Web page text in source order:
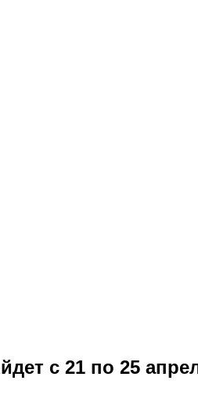
с 21 по 25